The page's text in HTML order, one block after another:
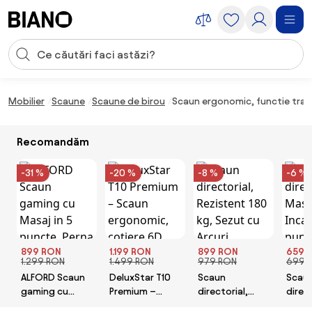
Introducerea căutării
Mobilier Scaune Scaune de birou Scaun ergonomic, functie
Recomandăm
-31 %
899 RON
1.299 RON
ALFORD Scaun
gaming cu
-20 %
1.199 RON
1.499 RON
DeluxStar T10
Premium –
-8 %
899 RON
979 RON
Scaun
directorial,
-6 %
659
699